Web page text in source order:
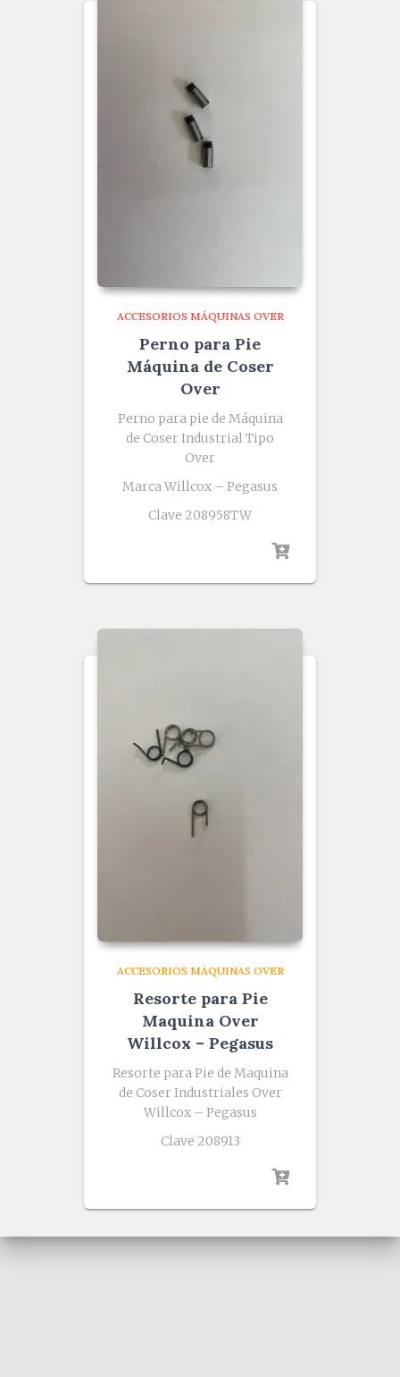
ACCESORIOS MÁQUINAS OVER
Perno para Pie
Máquina de Coser
Over
Perno para pie de Máquina
de Coser Industrial Tipo
Over
Marca Willcox – Pegasus
Clave 208958TW
ACCESORIOS MÁQUINAS OVER
Resorte para Pie
Maquina Over
Willcox – Pegasus
Resorte para Pie de Maquina
de Coser Industriales Over
Willcox – Pegasus
Clave 208913